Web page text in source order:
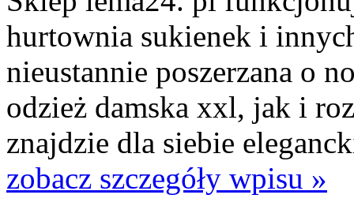
hurtownia sukienek i
nieustannie poszerzana o
odzież damska xxl, jak i
znajdzie dla siebie
zobacz szczegóły wpisu »